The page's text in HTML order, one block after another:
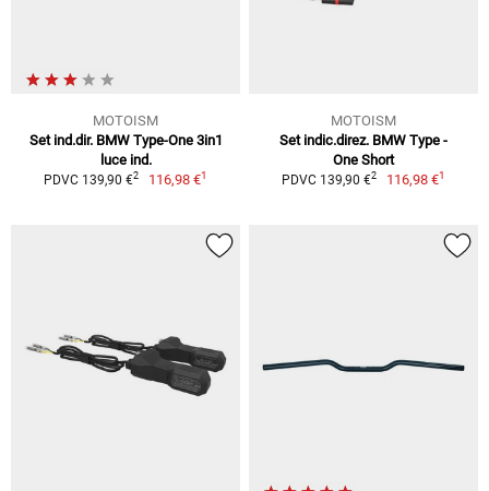
MOTOISM
Set ind.dir. BMW Type-One 3in1
luce ind.
PDVC 139,90 €2 116,98 €1
MOTOISM
Set indic.direz. BMW Type -
One Short
PDVC 139,90 €2 116,98 €1